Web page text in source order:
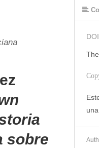
sobre
DOI